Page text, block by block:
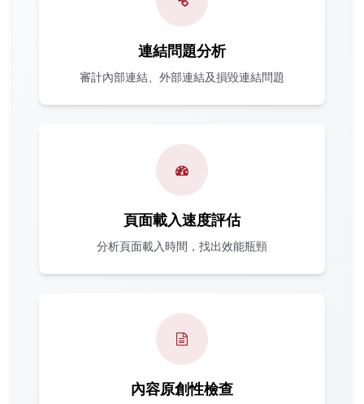
連結問題分析
審計內部連結、外部連結及損毀連結問題
頁面載入速度評估
分析頁面載入時間，找出效能瓶頸
內容原創性檢查